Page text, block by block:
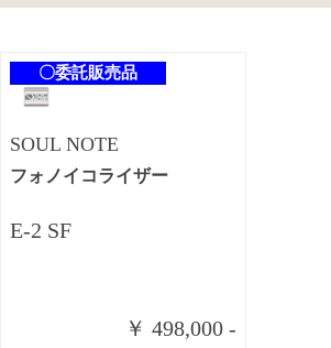
SOUL NOTE
フォノイコライザー
E-2 SF
〇委託販売品
￥ 498,000 -